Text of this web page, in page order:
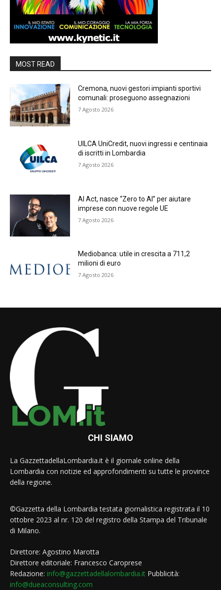
MOST READ
Cremona, nuovi gestori impianti sportivi
comunali: proseguono assegnazioni
7 Agosto 2026
UILCA UniCredit, nuovi ingressi e centinaia
di iscritti in Lombardia
7 Agosto 2026
AI Act, nasce “Zero to AI” per aiutare
imprese con nuove regole UE
7 Agosto 2026
Mediobanca: utile in crescita a 711,2
milioni di euro
7 Agosto 2026
CHI SIAMO
La GazzettadellaLombardia.it è il giornale online della
Lombardia con notizie ed approfondimenti su tutte le province
della regione.
©Gazzetta della Lombardia testata giornalistica registrata il 10
ottobre 2023 al nr. 120 del registro della Stampa del Tribunale
di Milano.
Direttore: Agostino Marotta
Direttore editoriale: Francesco Caroprese
Redazione: info@gazzettadellalombardia.it Pubblicità:
info@dueaconsulting.com